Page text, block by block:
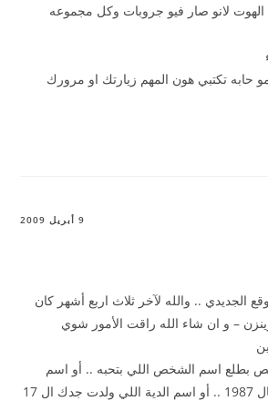
الهوت لانو صار فيو جروبات وكل مجموعه
تكتبي هون المهم زيارتك او مرورك
9 أبريل 2009
الجديدي .. والله لآخر ثلاث اربع أشهر كان
– و ان شاء الله راقت الأمور شوي
ل 15 شخص بطلع اسم الشخص اللي بتحبه .. أو اسم
اللس سرق خوخاتكوا بال 1987 .. أو اسم الدية اللي ولدت جدك ال 17